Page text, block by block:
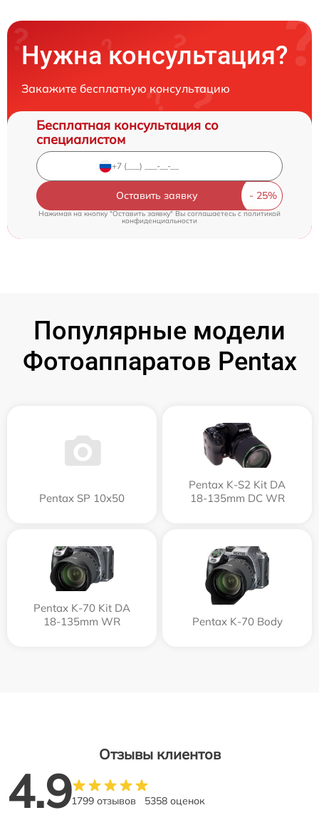
Нужна консультация?
Закажите бесплатную консультацию
Бесплатная консультация со
специалистом
Оставить заявку
Нажимая на кнопку "Оставить заявку" Вы соглашаетесь cполитикой
конфиденциальности
Популярные модели
Фотоаппаратов Pentax
Pentax SP 10x50
Pentax K-S2 Kit DA
18-135mm DC WR
Pentax K-70 Kit DA
18-135mm WR
Pentax K-70 Body
Отзывы клиентов
4.91799 отзывов 5358 оценок